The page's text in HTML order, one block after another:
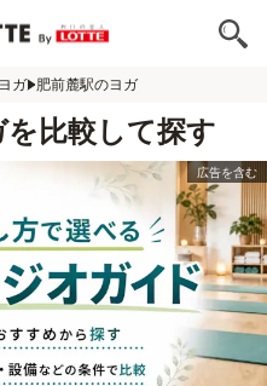
ガ 肥前麓駅のヨガ
比較して探す